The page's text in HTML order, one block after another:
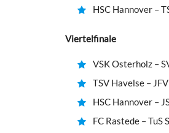
HSC Hannover –
Viertelfinale
VSK Osterholz –
TSV Havelse –
HSC Hannover –
FC Rastede – TuS